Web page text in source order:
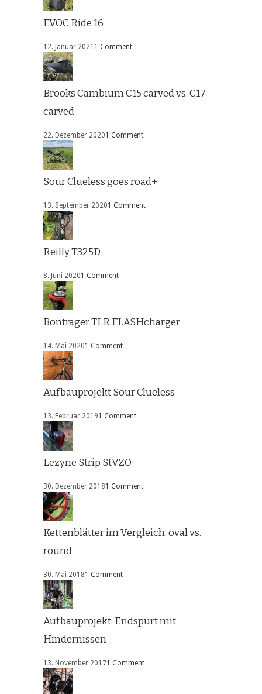
EVOC Ride 16
12. Januar 2021 1 Comment
Brooks Cambium C15 carved vs. C17
carved
22. Dezember 20201 Comment
Sour Clueless goes road+
13. September 20201 Comment
Reilly T325D
8. Juni 20201 Comment
Bontrager TLR FLASHcharger
14. Mai 20201 Comment
Aufbauprojekt Sour Clueless
13. Februar 20191 Comment
Lezyne Strip StVZO
30. Dezember 20181 Comment
Kettenblätter im Vergleich: oval vs.
round
30. Mai 20181 Comment
Aufbauprojekt: Endspurt mit
Hindernissen
13. November 20171 Comment